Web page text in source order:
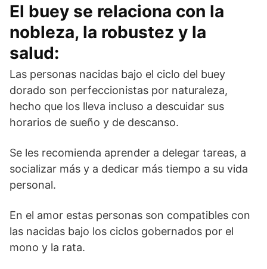
El buey se relaciona con la
nobleza, la robustez y la
salud:
Las personas nacidas bajo el ciclo del buey
dorado son perfeccionistas por naturaleza,
hecho que los lleva incluso a descuidar sus
horarios de sueño y de descanso.
Se les recomienda aprender a delegar tareas, a
socializar más y a dedicar más tiempo a su vida
personal.
En el amor estas personas son compatibles con
las nacidas bajo los ciclos gobernados por el
mono y la rata.